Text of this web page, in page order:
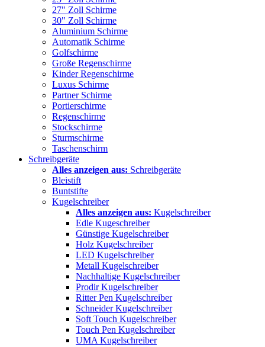
27" Zoll Schirme
30" Zoll Schirme
Aluminium Schirme
Automatik Schirme
Golfschirme
Große Regenschirme
Kinder Regenschirme
Luxus Schirme
Partner Schirme
Portierschirme
Regenschirme
Stockschirme
Sturmschirme
Taschenschirm
Schreibgeräte
Alles anzeigen aus: Schreibgeräte
Bleistift
Buntstifte
Kugelschreiber
Alles anzeigen aus: Kugelschreiber
Edle Kugeschreiber
Günstige Kugelschreiber
Holz Kugelschreiber
LED Kugelschreiber
Metall Kugelschreiber
Nachhaltige Kugelschreiber
Prodir Kugelschreiber
Ritter Pen Kugelschreiber
Schneider Kugelschreiber
Soft Touch Kugelschreiber
Touch Pen Kugelschreiber
UMA Kugelschreiber